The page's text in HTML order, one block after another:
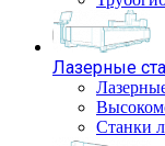
Лазерные
Станки